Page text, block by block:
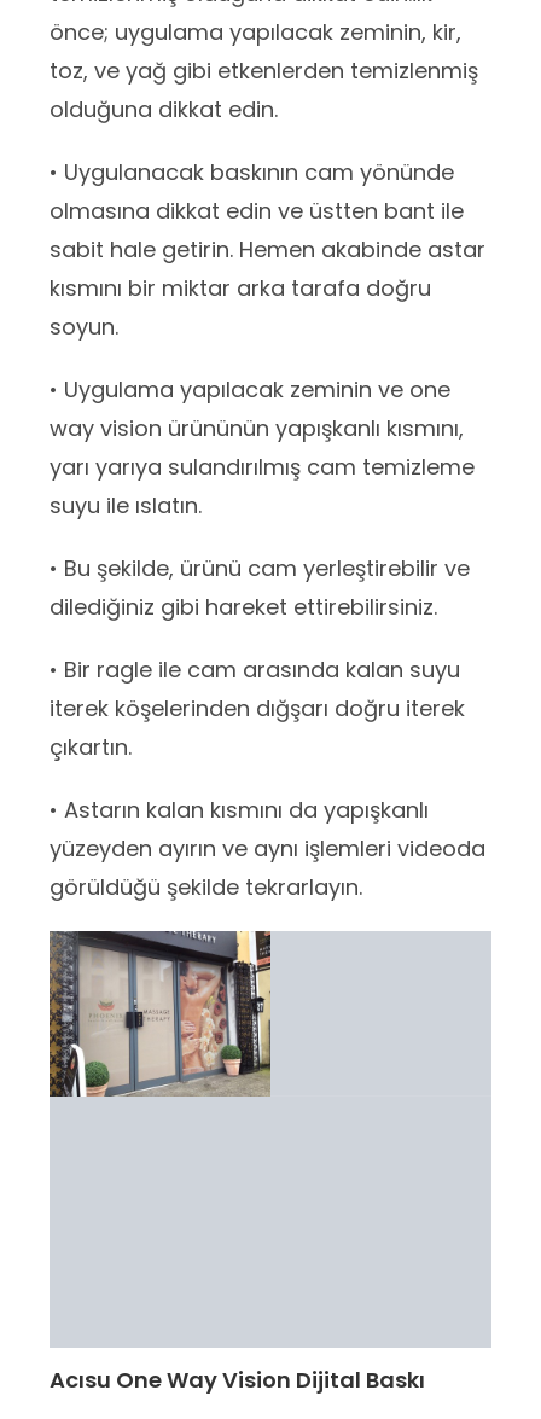
önce; uygulama yapılacak zeminin, kir,
toz, ve yağ gibi etkenlerden temizlenmiş
olduğuna dikkat edin.
• Uygulanacak baskının cam yönünde
olmasına dikkat edin ve üstten bant ile
sabit hale getirin. Hemen akabinde astar
kısmını bir miktar arka tarafa doğru
soyun.
• Uygulama yapılacak zeminin ve one
way vision ürününün yapışkanlı kısmını,
yarı yarıya sulandırılmış cam temizleme
suyu ile ıslatın.
• Bu şekilde, ürünü cam yerleştirebilir ve
dilediğiniz gibi hareket ettirebilirsiniz.
• Bir ragle ile cam arasında kalan suyu
iterek köşelerinden dığşarı doğru iterek
çıkartın.
• Astarın kalan kısmını da yapışkanlı
yüzeyden ayırın ve aynı işlemleri videoda
görüldüğü şekilde tekrarlayın.
Acısu One Way Vision Dijital Baskı